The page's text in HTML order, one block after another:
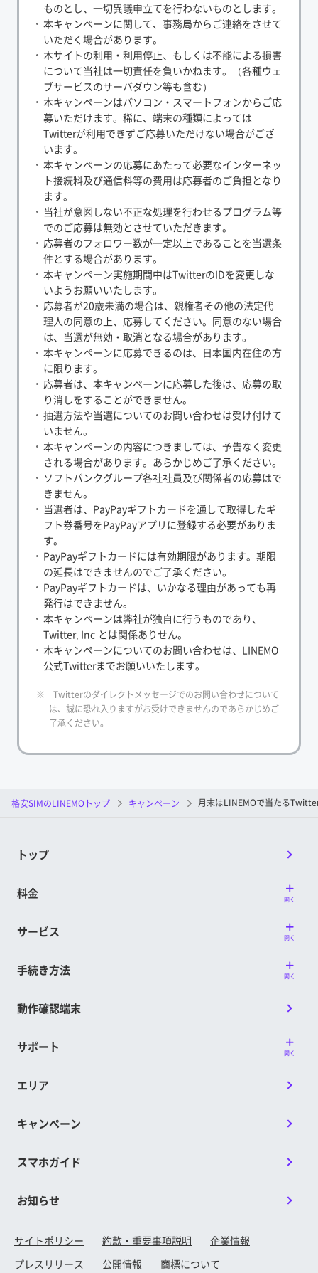
ものとし、一切異議申立てを行わないものとします。
本キャンペーンに関して、事務局からご連絡をさせて
いただく場合があります。
本サイトの利用・利用停止、もしくは不能による損害
について当社は一切責任を負いかねます。（各種ウェ
ブサービスのサーバダウン等も含む）
本キャンペーンはパソコン・スマートフォンからご応
募いただけます。稀に、端末の種類によっては
Twitterが利用できずご応募いただけない場合がござ
います。
本キャンペーンの応募にあたって必要なインターネッ
ト接続料及び通信料等の費用は応募者のご負担となり
ます。
当社が意図しない不正な処理を行わせるプログラム等
でのご応募は無効とさせていただきます。
応募者のフォロワー数が一定以上であることを当選条
件とする場合があります。
本キャンペーン実施期間中はTwitterのIDを変更しな
いようお願いいたします。
応募者が20歳未満の場合は、親権者その他の法定代
理人の同意の上、応募してください。同意のない場合
は、当選が無効・取消となる場合があります。
本キャンペーンに応募できるのは、日本国内在住の方
に限ります。
応募者は、本キャンペーンに応募した後は、応募の取
り消しをすることができません。
抽選方法や当選についてのお問い合わせは受け付けて
いません。
本キャンペーンの内容につきましては、予告なく変更
される場合があります。あらかじめご了承ください。
ソフトバンクグループ各社社員及び関係者の応募はで
きません。
当選者は、PayPayギフトカードを通して取得したギ
フト券番号をPayPayアプリに登録する必要がありま
す。
PayPayギフトカードには有効期限があります。期限
の延長はできませんのでご了承ください。
PayPayギフトカードは、いかなる理由があっても再
発行はできません。
本キャンペーンは弊社が独自に行うものであり、
Twitter, Inc.とは関係ありせん。
本キャンペーンについてのお問い合わせは、LINEMO
公式Twitterまでお願いいたします。
※ Twitterのダイレクトメッセージでのお問い合わせについて
は、誠に恐れ入りますがお受けできませんのであらかじめご
了承ください。
格安SIMのLINEMOトップ キャンペーン 月末はLINEMOで当たる
トップ
料金 開く
サービス 開く
手続き方法 開く
動作確認端末
サポート 開く
エリア
キャンペーン
スマホガイド
お知らせ
サイトポリシー 約款・重要事項説明
企業情報
プレスリリース
公開情報 商標について